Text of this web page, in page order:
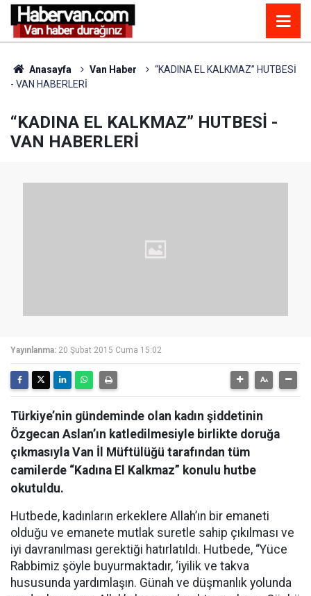
Anasayfa Van Haber
“KADINA EL KALKMAZ” HUTBESİ
- VAN HABERLERİ
“KADINA EL KALKMAZ” HUTBESİ -
VAN HABERLERİ
Yayınlanma: 20 Şubat 2015 Cuma 15:02
Türkiye’nin gündeminde olan kadın şiddetinin
Özgecan Aslan’ın katledilmesiyle birlikte doruğa
çıkmasıyla Van İl Müftülüğü tarafından tüm
camilerde “Kadına El Kalkmaz” konulu hutbe
okutuldu.
Hutbede, kadınların erkeklere Allah’ın bir emaneti
olduğu ve emanete mutlak suretle sahip çıkılması ve
iyi davranılması gerektiği hatırlatıldı. Hutbede, “Yüce
Rabbimiz şöyle buyurmaktadır, ‘iyilik ve takva
hususunda yardımlaşın. Günah ve düşmanlık yolunda